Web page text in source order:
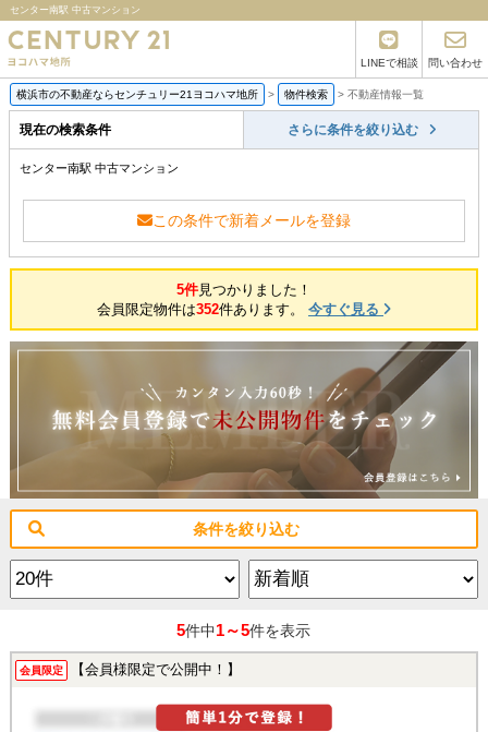
センター南駅 中古マンション
LINEで相談 問い合わせ
横浜市の不動産ならセンチュリー21ヨコハマ地所 > 物件検索 > 不動産情報一覧
現在の検索条件 さらに条件を絞り込む
センター南駅 中古マンション
この条件で新着メールを登録
5件見つかりました！
会員限定物件は352件あります。 今すぐ見る
条件を絞り込む
5件中1～5件を表示
会員限定 【会員様限定で公開中！】